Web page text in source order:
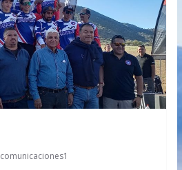
comunicaciones1